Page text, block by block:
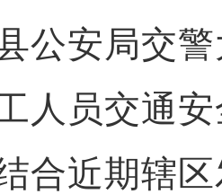
公安局交
人员交通
近期辖区